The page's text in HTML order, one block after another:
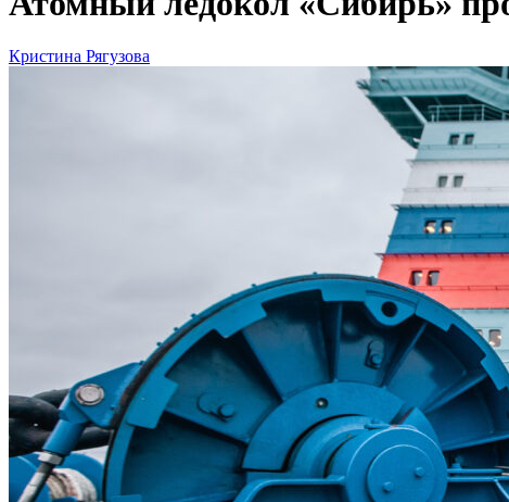
Кристина Рягузова